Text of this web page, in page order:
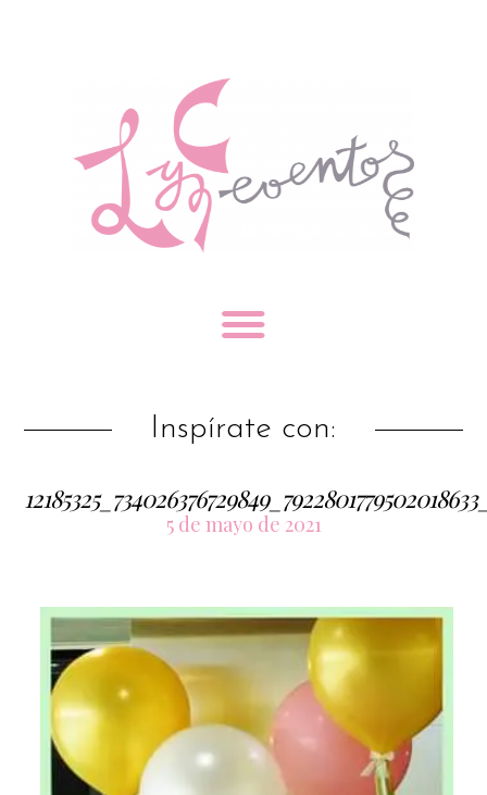
Inspírate con:
5 de mayo de 2021